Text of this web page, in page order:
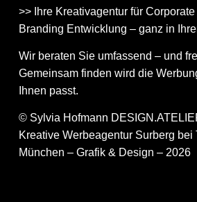
>> Ihre Kreativagentur für
Branding Entwicklung – ganz in
Wir beraten Sie umfassend – und
Gemeinsam finden wird die
Ihnen passt.
© Sylvia Hofmann
Kreative Werbeagentur Surberg bei
München – Grafik & Design – 2026